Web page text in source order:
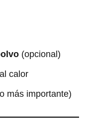
(opcional)
calor
más importante)